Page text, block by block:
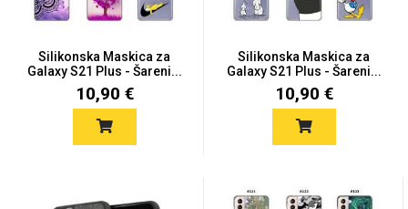
Silikonska Maskica za
Galaxy S21 Plus - Šareni...
10,90 €
Silikonska Maskica za
Galaxy S21 Plus - Šareni...
10,90 €